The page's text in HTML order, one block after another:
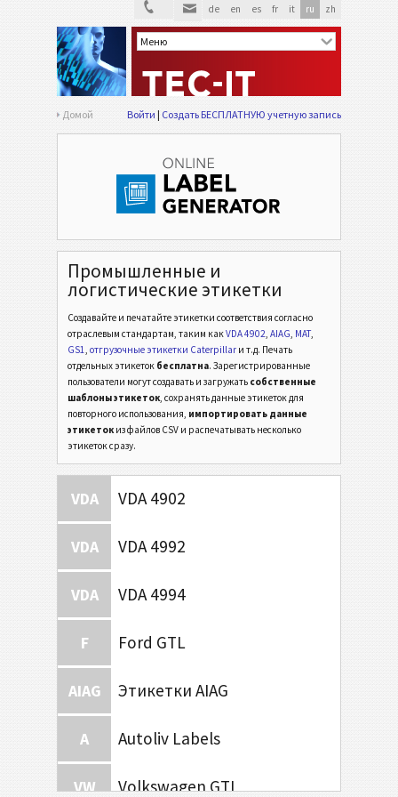
de en es fr it ru zh
Домой Войти Создать БЕСПЛАТНУЮ учетную запись
Промышленные и
логистические этикетки
Создавайте и печатайте этикетки соответствия согласно
отраслевым стандартам, таким какVDA 4902, AIAG, MAT,
GS1, отгрузочные этикетки Caterpillar и т.д. Печать
отдельных этикеток бесплатна. Зарегистрированные
пользователи могут создавать и загружать собственные
шаблоны этикеток, сохранять данные этикеток для
повторного использования, импортировать данные
этикеток из файлов CSV и распечатывать несколько
этикеток сразу.
VDA VDA 4902
VDA VDA 4992
VDA VDA 4994
F Ford GTL
AIAG Этикетки AIAG
A Autoliv Labels
VW Volkswagen GTL